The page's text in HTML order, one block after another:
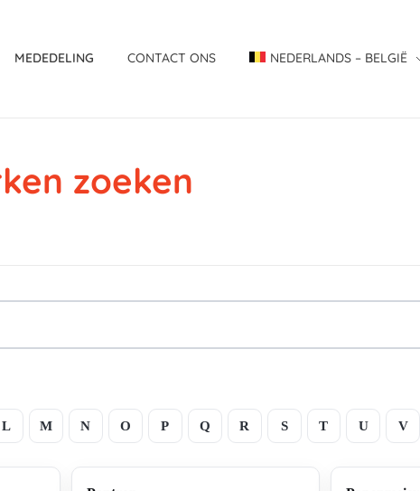
MEDEDELING CONTACT ONS NEDERLANDS – BELGIË
zoeken
L M N O P Q R S T U V